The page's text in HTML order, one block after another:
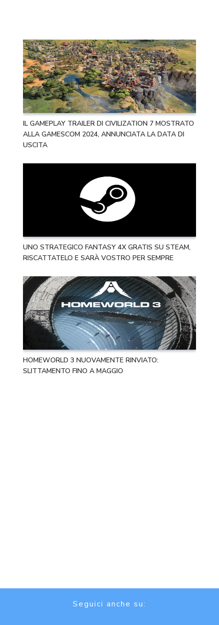
IL GAMEPLAY TRAILER DI CIVILIZATION 7 MOSTRATO
ALLA GAMESCOM 2024, ANNUNCIATA LA DATA DI
USCITA
UNO STRATEGICO FANTASY 4X GRATIS SU STEAM,
RISCATTATELO E SARÀ VOSTRO PER SEMPRE
HOMEWORLD 3 NUOVAMENTE RINVIATO:
SLITTAMENTO FINO A MAGGIO
Seguici anche su: